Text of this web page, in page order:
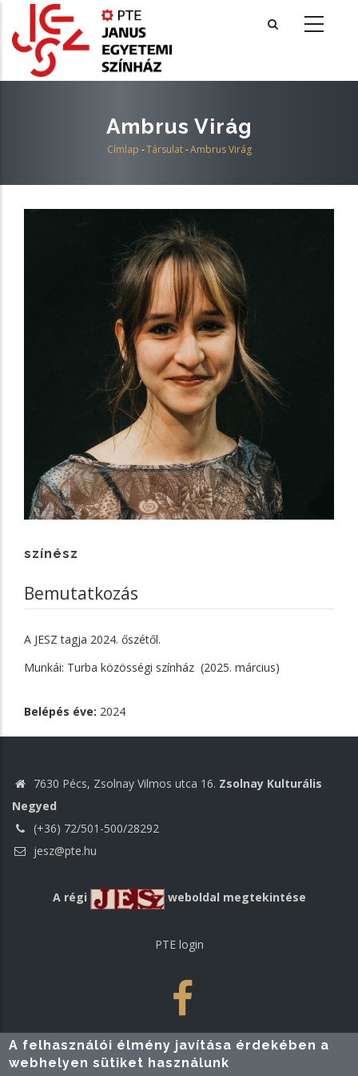
tartalomra
Ambrus Virág
Címlap -Társulat -Ambrus Virág
színész
Bemutatkozás
A JESZ tagja 2024. őszétől.
Munkái: Turba közösségi színház (2025. március)
Belépés éve: 2024
7630 Pécs, Zsolnay Vilmos utca 16. Zsolnay Kulturális
Negyed
(+36) 72/501-500/28292
jesz@pte.hu
A régi weboldal megtekintése
PTE login
A felhasználói élmény javítása érdekében a
webhelyen sütiket használunk